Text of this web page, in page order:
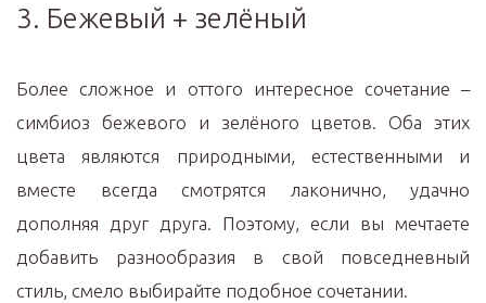
3. Бежевый + зелёный
Более сложное и оттого интересное сочетание –
симбиоз бежевого и зелёного цветов. Оба этих
цвета являются природными, естественными и
вместе всегда смотрятся лаконично, удачно
дополняя друг друга. Поэтому, если вы мечтаете
добавить разнообразия в свой повседневный
стиль, смело выбирайте подобное сочетании.